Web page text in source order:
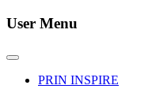
User Menu
PRIN INSPIRE